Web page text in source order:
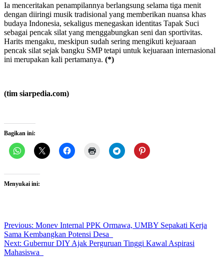
Ia menceritakan penampilannya berlangsung selama tiga menit
dengan diiringi musik tradisional yang memberikan nuansa khas
budaya Indonesia, sekaligus menegaskan identitas Tapak Suci
sebagai pencak silat yang menggabungkan seni dan sportivitas.
Harits mengaku, meskipun sudah sering mengikuti kejuaraan
pencak silat sejak bangku SMP tetapi untuk kejuaraan internasional
ini merupakan kali pertamanya. (*)
(tim siarpedia.com)
Bagikan ini:
Menyukai ini:
Post
navigation
Previous: Monev Internal PPK Ormawa, UMBY Sepakati Kerja
Sama Kembangkan Potensi Desa
Next: Gubernur DIY Ajak Perguruan Tinggi Kawal Aspirasi
Mahasiswa